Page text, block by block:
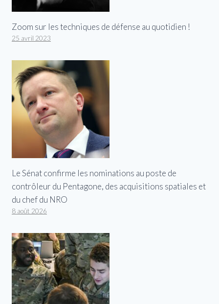
Zoom sur les techniques de défense au quotidien !
25 avril 2023
Le Sénat confirme les nominations au poste de
contrôleur du Pentagone, des acquisitions spatiales et
du chef du NRO
8 août 2026